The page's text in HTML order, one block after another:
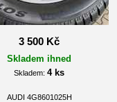
3 500 Kč
Skladem ihned
Skladem: 4 ks
AUDI 4G8601025H